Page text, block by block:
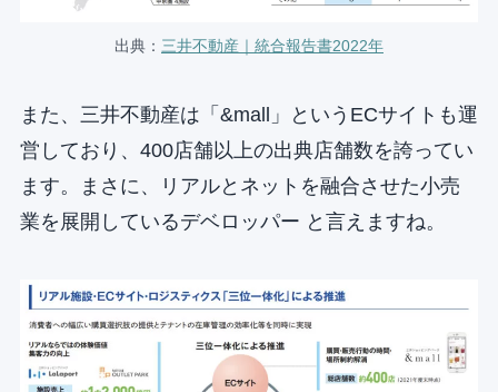
出典： 三井不動産｜統合報告書2022年
また、三井不動産は「&mall」というECサイトも運
営しており、400店舗以上の出典店舗数を誇ってい
ます。まさに、リアルとネットを融合させた小売
業を展開しているデベロッパー と言えますね。